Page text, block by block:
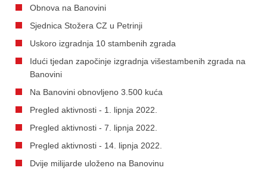
Obnova na Banovini
Sjednica Stožera CZ u Petrinji
Uskoro izgradnja 10 stambenih zgrada
Idući tjedan započinje izgradnja višestambenih zgrada na
Banovini
Na Banovini obnovljeno 3.500 kuća
Pregled aktivnosti - 1. lipnja 2022.
Pregled aktivnosti - 7. lipnja 2022.
Pregled aktivnosti - 14. lipnja 2022.
Dvije milijarde uloženo na Banovinu